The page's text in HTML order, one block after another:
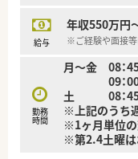
ローアップして
■現場薬剤師の
■全国型・一定地
た職種選択が可
＜こんな方にも
■休暇制度・研修
しの方
半額会社負担制度
など社員育成の
ーも設置）
■女性にも働き
しい環境（1人あ
く、平均年齢は
■有給休暇平均消
後10日付与）と
給与
年収550万円
※ご経験や面接
勤務
時間
月～金 08：45
09：00～
土 08：45～
※上記のうち
※1ヶ月単位
※第2.4土曜